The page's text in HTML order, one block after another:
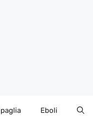
Eboli